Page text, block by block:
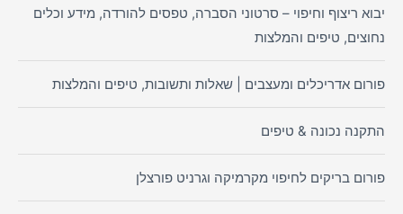
יבוא ריצוף וחיפוי – סרטוני הסברה, טפסים להורדה, מידע וכלים
נחוצים, טיפים והמלצות
פורום אדריכלים ומעצבים | שאלות ותשובות, טיפים והמלצות
התקנה נכונה & טיפים
פורום בריקים לחיפוי מקרמיקה וגרניט פורצלן